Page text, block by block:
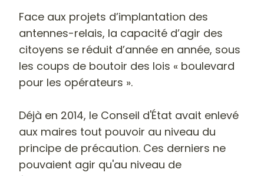
Face aux projets d’implantation des
antennes-relais, la capacité d’agir des
citoyens se réduit d’année en année, sous
les coups de boutoir des lois « boulevard
pour les opérateurs ».
Déjà en 2014, le Conseil d'État avait enlevé
aux maires tout pouvoir au niveau du
principe de précaution. Ces derniers ne
pouvaient agir qu'au niveau de